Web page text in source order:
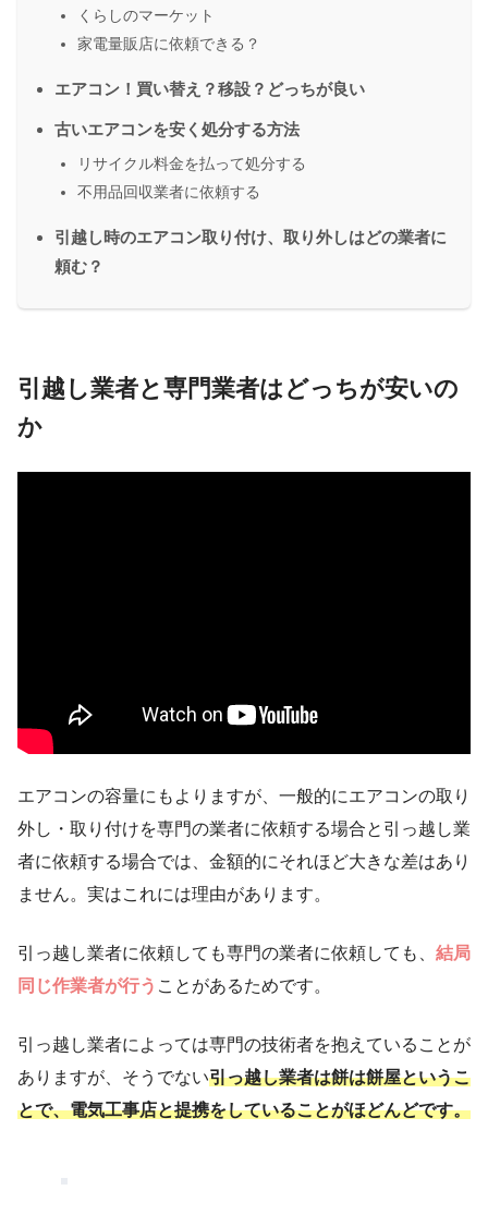
くらしのマーケット
家電量販店に依頼できる？
エアコン！買い替え？移設？どっちが良い
古いエアコンを安く処分する方法
リサイクル料金を払って処分する
不用品回収業者に依頼する
引越し時のエアコン取り付け、取り外しはどの業者に
頼む？
引越し業者と専門業者はどっちが安いの
か
エアコンの容量にもよりますが、一般的にエアコンの取り
外し・取り付けを専門の業者に依頼する場合と引っ越し業
者に依頼する場合では、 金額的にそれほど大きな差はあり
ません。 実はこれには理由があります。
引っ越し業者に依頼しても専門の業者に依頼しても、 結局
同じ作業者が行う ことがあるためです。
引っ越し業者によっては専門の技術者を抱えていることが
ありますが、そうでない引っ越し業者は餅は餅屋というこ
とで、電気工事店と提携をしていることがほどんどです。